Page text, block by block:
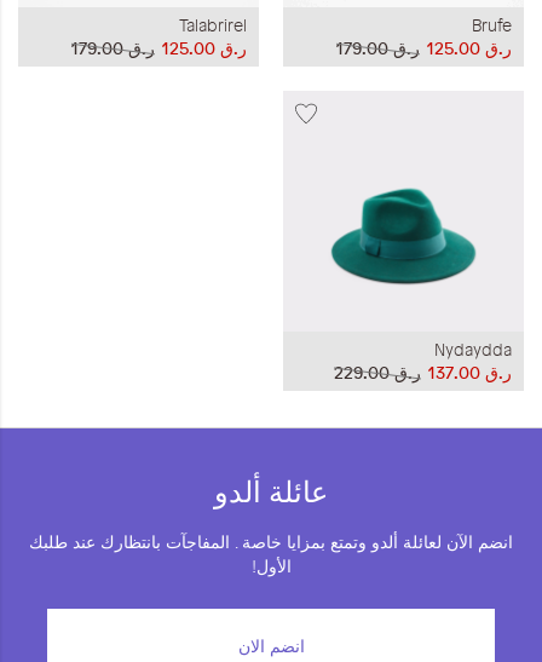
Brufe
ر.ق‏ 179.00
ر.ق‏ 125.00
Talabrirel
ر.ق‏ 179.00
ر.ق‏ 125.00
Nydaydda
ر.ق‏ 229.00
ر.ق‏ 137.00
عائلة ألدو
انضم الآن لعائلة ألدو وتمتع بمزايا خاصة . المفاجآت بانتظارك عند طلبك
الأول!
انضم الان